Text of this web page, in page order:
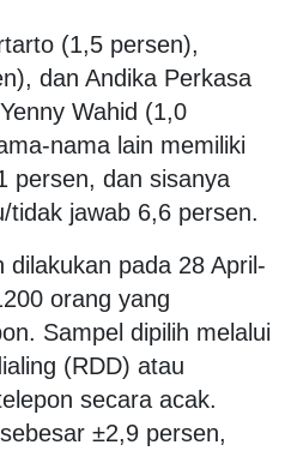
(1,5 persen),
dan Andika Perkasa
Wahid (1,0
nama lain memiliki
persen, dan sisanya
tidak jawab 6,6 persen.
dilakukan pada 28 April-
orang yang
Sampel dipilih melalui
(RDD) atau
secara acak.
±2,9 persen,